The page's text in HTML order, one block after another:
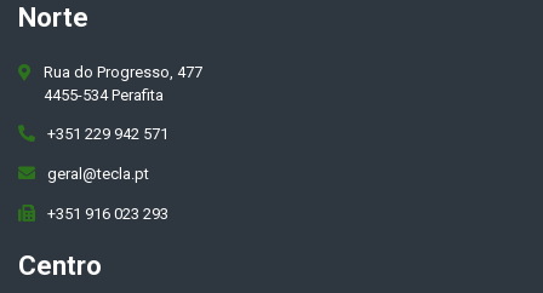
Norte
Rua do Progresso, 477
4455-534 Perafita
+351 229 942 571
geral@tecla.pt
+351 916 023 293
Centro